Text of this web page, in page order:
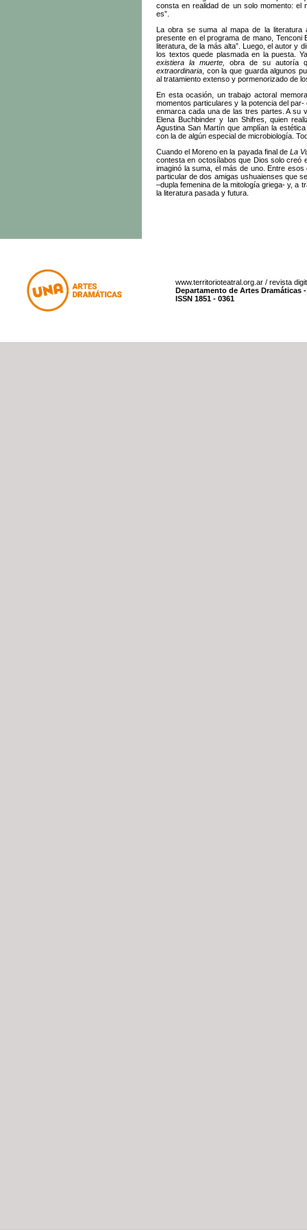
consta en realidad de un solo momento: el
es”.
La obra se suma al mapa de la
presente en el programa de mano, Tenconi
literatura, de la más alta”. Luego, el autor y
los textos quede plasmada en la puesta.
existiera la muerte,
obra de su autoría
extraordinaria , con la que guarda algunos
al tratamiento extenso y pormenorizado de
En esta ocasión, un trabajo actoral
momentos particulares y la potencia del
enmarca cada una de las tres partes. A su
Elena Buchbinder y Ian Shifres, quien
Agustina San Martín que amplían la
con la de algún especial de microbiología.
Cuando el Moreno en la payada final de La
contesta en octosílabos que Dios solo creó
imaginó la suma, el más de uno. Entre
particular de dos amigas ushuaienses que
–dupla femenina de la mitología griega- y, a
la literatura pasada y futura.
www.territorioteatral.org.ar / revista
Departamento de Artes Dramáticas
ISSN 1851 - 0361